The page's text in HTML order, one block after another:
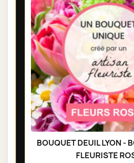
BOUQUET DEUIL LYON -
FLEURISTE